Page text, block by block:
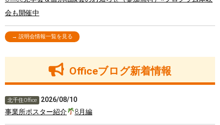
会も開催中
→ 説明会情報一覧を見る
Officeブログ新着情報
北千住Office
2026/08/10
事業所ポスター紹介
8月編